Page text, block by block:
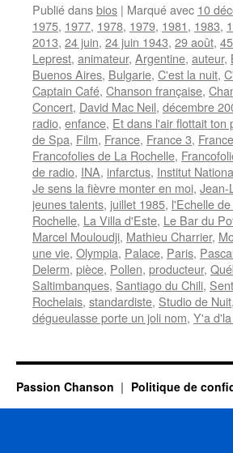
Publié dansbios | Marqué avec 10
1975, 1977, 1978, 1979, 1981, 1983,
2013, 24 juin, 24 juin 1943, 29 août,
Leprest, animateur, Argentine, auteur,
Buenos Aires, Bulgarie, C'est la nuit,
Captain Café, Chanson française,
Concert, David Mac Neil, décembre
radio, enfance, Et dans l'air flottait ton
de Spa, Film, France, France 3,
Francofolies de La Rochelle,
de radio, INA, infarctus, Institut
Je sens la fièvre monter en moi, Jean-
jeunes talents, juillet 1985, l'Echelle
Rochelle, La Villa d'Este, Le Bar du
Marcel Mouloudji, Mathieu Charrier,
une vie, Olympia, Palace, Paris,
Delerm, pièce, Pollen, producteur,
Saltimbanques, Santiago du Chili,
Rochelais, standardiste, Studio de Nuit,
dégueulasse porte un joli nom, Y'a
Passion Chanson Politique de